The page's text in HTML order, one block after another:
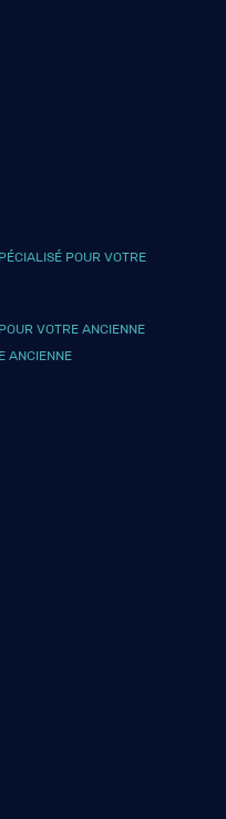
POUR VOTRE
VOTRE ANCIENNE
ANCIENNE